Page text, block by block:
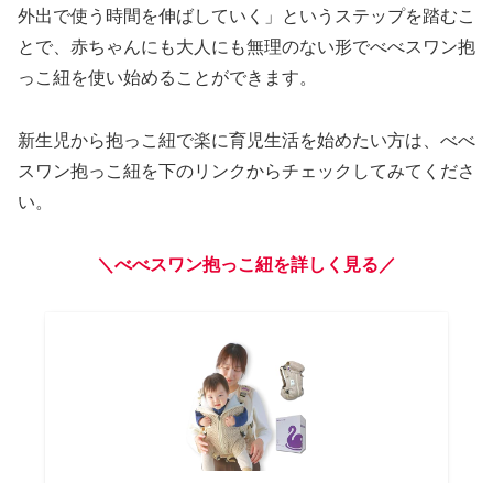
外出で使う時間を伸ばしていく」というステップを踏むこ
とで、赤ちゃんにも大人にも無理のない形でべべスワン抱
っこ紐を使い始めることができます。
新生児から抱っこ紐で楽に育児生活を始めたい方は、べべ
スワン抱っこ紐を下のリンクからチェックしてみてくださ
い。
＼べべスワン抱っこ紐を詳しく見る／